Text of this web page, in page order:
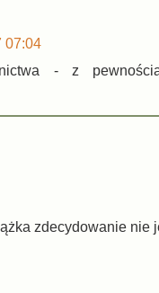
07:04
- z
zdecydowanie nie